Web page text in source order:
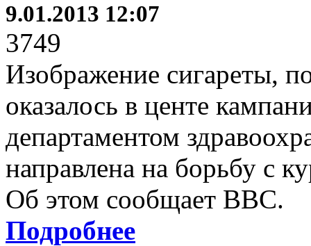
9.01.2013 12:07
3749
Изображение сигареты,
оказалось в центе
департаментом
направлена на борьбу с
Об этом сообщает ВВС.
Подробнее